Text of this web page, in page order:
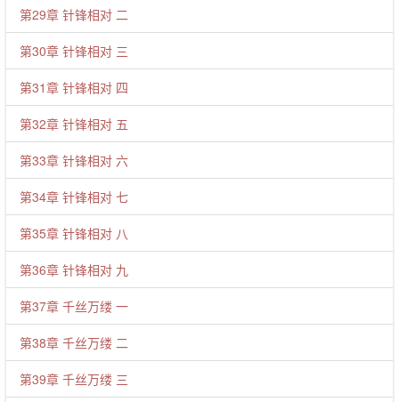
第29章 针锋相对 二
第30章 针锋相对 三
第31章 针锋相对 四
第32章 针锋相对 五
第33章 针锋相对 六
第34章 针锋相对 七
第35章 针锋相对 八
第36章 针锋相对 九
第37章 千丝万缕 一
第38章 千丝万缕 二
第39章 千丝万缕 三